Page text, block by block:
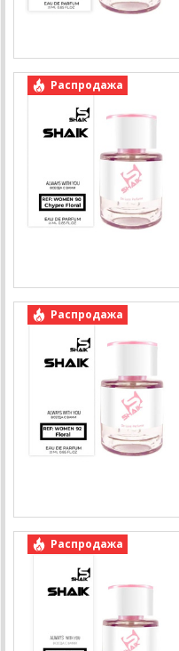
Распродажа
Распродажа
Распродажа